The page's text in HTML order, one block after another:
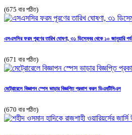
(675 বার পঠিত)
এসএসসির ফরম পূরণের তারিখ ঘোষণা, ৩১ ডিসেম্বর থেকে ১০ জানুয়ারি
(671 বার পঠিত)
মেট্রোরেলে বিজ্ঞাপন স্পেস ভাড়ার বিজ্ঞপ্তি প্রকাশ করল ডিএমটিসিএল
(670 বার পঠিত)